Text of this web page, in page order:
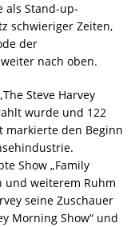
als Stand-up-
schwieriger Zeiten,
der
nach oben.
Steve Harvey
wurde und 122
markierte den Beginn
Show „Family
und weiterem Ruhm
seine Zuschauer
Morning Show“ und